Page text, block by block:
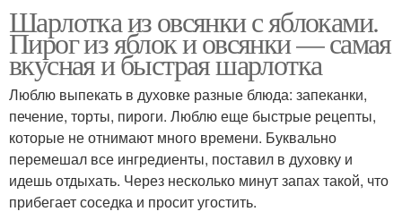
Шарлотка из овсянки с яблоками.
Пирог из яблок и овсянки — самая
вкусная и быстрая шарлотка
Люблю выпекать в духовке разные блюда: запеканки,
печение, торты, пироги. Люблю еще быстрые рецепты,
которые не отнимают много времени. Буквально
перемешал все ингредиенты, поставил в духовку и
идешь отдыхать. Через несколько минут запах такой, что
прибегает соседка и просит угостить.